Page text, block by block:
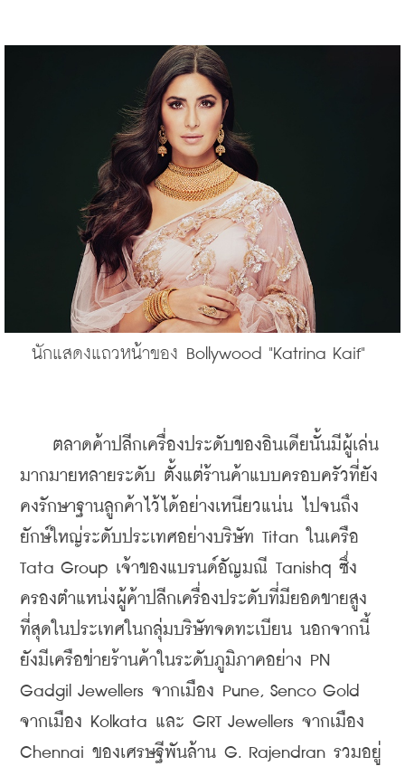
นักแสดงแถวหน้าของ Bollywood "Katrina Kaif"
ตลาดค้าปลีกเครื่องประดับของอินเดียนั้นมีผู้เล่น
มากมายหลายระดับ ตั้งแต่ร้านค้าแบบครอบครัวที่ยัง
คงรักษาฐานลูกค้าไว้ได้อย่างเหนียวแน่น ไปจนถึง
ยักษ์ใหญ่ระดับประเทศอย่างบริษัท Titan ในเครือ
Tata Group เจ้าของแบรนด์อัญมณี Tanishq ซึ่ง
ครองตำแหน่งผู้ค้าปลีกเครื่องประดับที่มียอดขายสูง
ที่สุดในประเทศในกลุ่มบริษัทจดทะเบียน นอกจากนี้
ยังมีเครือข่ายร้านค้าในระดับภูมิภาคอย่าง PN
Gadgil Jewellers จากเมือง Pune, Senco Gold
จากเมือง Kolkata และ GRT Jewellers จากเมือง
Chennai ของเศรษฐีพันล้าน G. Rajendran รวมอยู่